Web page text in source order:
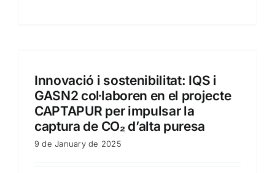
Innovació i sostenibilitat: IQS i
GASN2 col·laboren en el projecte
CAPTAPUR per impulsar la
captura de CO₂ d’alta puresa
9 de January de 2025